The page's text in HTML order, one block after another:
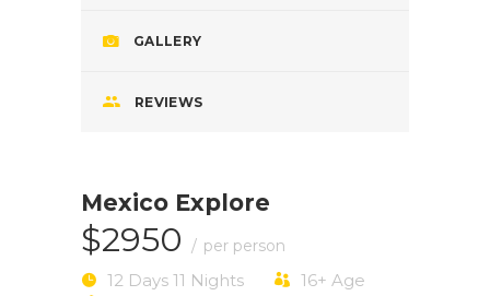
GALLERY
REVIEWS
Mexico Explore
$2950 per person
12 Days 11 Nights 16+ Age